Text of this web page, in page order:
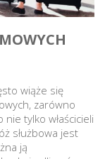
wiąże się
zarówno
tylko właścicieli
służbowa jest
ją